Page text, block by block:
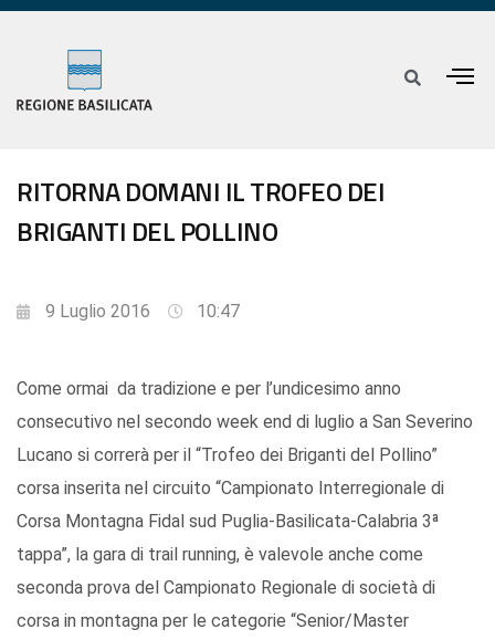
RITORNA DOMANI IL TROFEO DEI
BRIGANTI DEL POLLINO
9 Luglio 2016 10:47
Come ormai da tradizione e per l’undicesimo anno
consecutivo nel secondo week end di luglio a San Severino
Lucano si correrà per il “Trofeo dei Briganti del Pollino”
corsa inserita nel circuito “Campionato Interregionale di
Corsa Montagna Fidal sud Puglia-Basilicata-Calabria 3ª
tappa”, la gara di trail running, è valevole anche come
seconda prova del Campionato Regionale di società di
corsa in montagna per le categorie “Senior/Master